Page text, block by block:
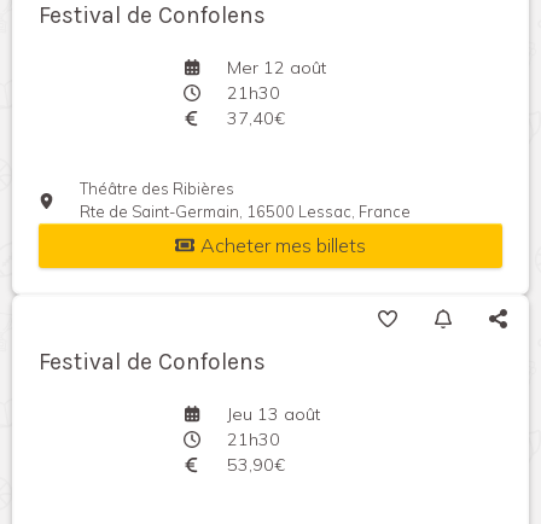
Festival de Confolens
Mer 12 août
21h30
37,40€
Théâtre des Ribières
Rte de Saint-Germain, 16500 Lessac, France
Acheter mes billets
Festival de Confolens
Jeu 13 août
21h30
53,90€